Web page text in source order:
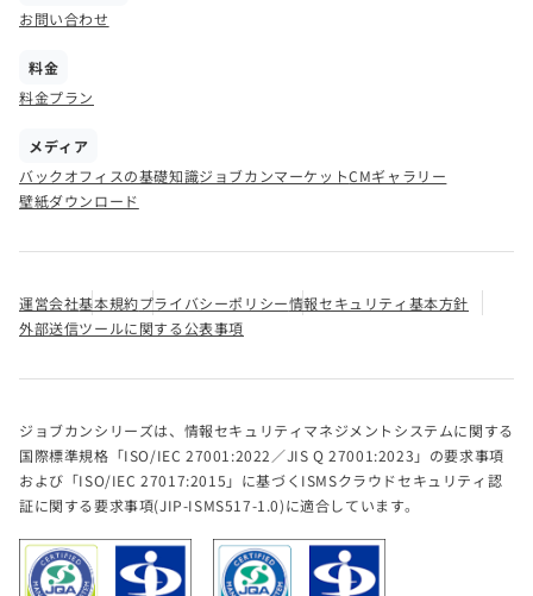
お問い合わせ
料金
料金プラン
メディア
バックオフィスの基礎知識ジョブカンマーケットCMギャラリー
壁紙ダウンロード
運営会社基本規約プライバシーポリシー情報セキュリティ基本方針
外部送信ツールに関する公表事項
ジョブカンシリーズは、情報セキュリティマネジメントシステムに関する
国際標準規格「ISO/IEC 27001:2022／JIS Q 27001:2023」の要求事項
および「ISO/IEC 27017:2015」に基づくISMSクラウドセキュリティ認
証に関する要求事項(JIP-ISMS517-1.0)に適合しています。